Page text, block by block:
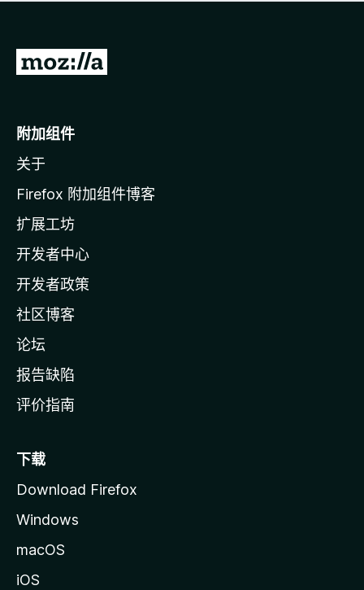
无
转
o
i
l
a
主
页
附加组件
关于
Firefox 附加组件博客
扩展工坊
开发者中心
开发者政策
社区博客
论坛
报告缺陷
评价指南
下载
Download Firefox
Windows
macOS
iOS